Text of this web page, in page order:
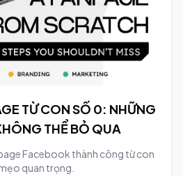
TỪ CON SỐ 0: NHỮNG
THỂ BỎ QUA
Facebook thành công từ con
quan trọng.